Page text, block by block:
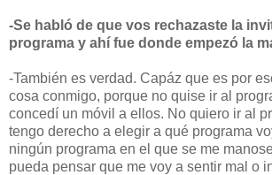
-Se habló de que vos rechazaste la
programa y ahí fue donde empezó la
-También es verdad. Capáz que es por
cosa conmigo, porque no quise ir al
concedí un móvil a ellos. No quiero ir al
tengo derecho a elegir a qué programa
ningún programa en el que se me
pueda pensar que me voy a sentir mal o